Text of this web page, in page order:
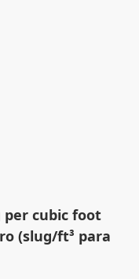
per cubic foot
(slug/ft³ para